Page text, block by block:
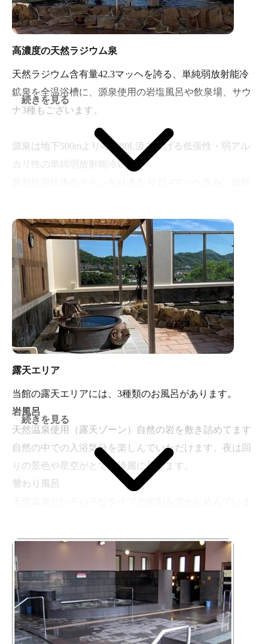
高濃度の天然ラジウム泉
天然ラジウム含有量42.3マッヘを誇る、単純弱放射能冷
鉱泉を全温浴槽に、源泉使用の岩塩風呂や飲泉場、サウ
ナ3種もございます。
源泉は地下500mより毎分80L汲み上げる低張性・弱アル
カリ性の単純弱放射能冷鉱泉。
泉は、免疫力を高めたり動脈硬化症などの予防効果が期
待できます。
続きを見る
露天エリア
当館の露天エリアには、3種類のお風呂があります。
岩風呂
天然温泉使用（露天ゾーン）自然の岩を敷き詰めてます
自然の中での入浴気分を楽しんでいただけます。夜は回
りの景色や星空がとても綺麗に見えます。
替わり風呂
壷風呂
天然温泉使用ぶんぶく茶釜のような一人又は２～３人で
ゆっくり出来る信楽焼の壷風呂です。
続きを見る